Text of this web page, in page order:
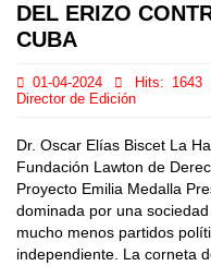
DEL ERIZO
CUBA
01-04-2024 Hits: 1643
Director de Edición
Dr. Oscar Elías Biscet La
Fundación Lawton de
Proyecto Emilia Medalla
dominada por una
mucho menos partidos
independiente. La corneta